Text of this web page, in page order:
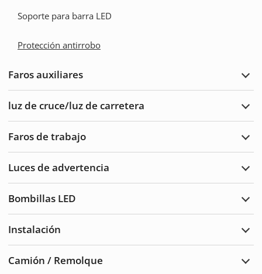
Soporte para barra LED
Protección antirrobo
Faros auxiliares
luz de cruce/luz de carretera
Faros de trabajo
Luces de advertencia
Bombillas LED
Instalación
Camión / Remolque